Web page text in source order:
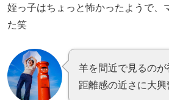
姪っ子はちょっと怖かったようで、
た笑
羊を間近で見るのが
距離感の近さに大興